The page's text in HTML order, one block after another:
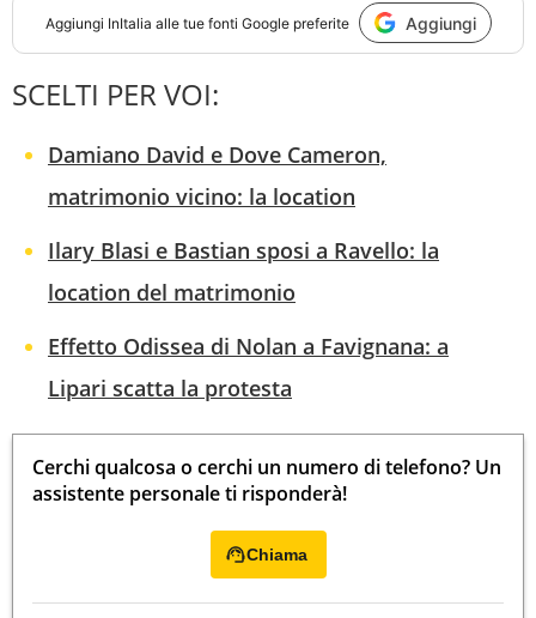
Aggiungi InItalia alle tue fonti Google preferite Aggiungi
SCELTI PER VOI:
Damiano David e Dove Cameron,
matrimonio vicino: la location
Ilary Blasi e Bastian sposi a Ravello: la
location del matrimonio
Effetto Odissea di Nolan a Favignana: a
Lipari scatta la protesta
Cerchi qualcosa o cerchi un numero di telefono? Un
assistente personale ti risponderà!
Chiama